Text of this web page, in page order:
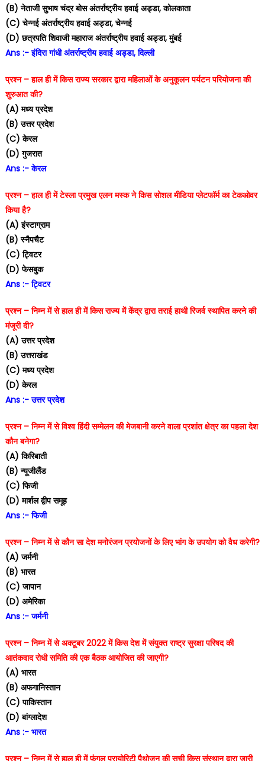
(B) नेताजी सुभाष चंद्र बोस अंतर्राष्ट्रीय हवाई अड्डा, कोलकाता
(C) चेन्नई अंतर्राष्ट्रीय हवाई अड्डा, चेन्नई
(D) छत्रपति शिवाजी महाराज अंतर्राष्ट्रीय हवाई अड्डा, मुंबई
Ans :- इंदिरा गांधी अंतर्राष्ट्रीय हवाई अड्डा, दिल्ली
प्रश्न – हाल ही में किस राज्य सरकार द्वारा महिलाओं के अनुकूलन पर्यटन परियोजना की
शुरुआत की?
(A) मध्य प्रदेश
(B) उत्तर प्रदेश
(C) केरल
(D) गुजरात
Ans :- केरल
प्रश्न – हाल ही में टेस्ला प्रमुख एलन मस्क ने किस सोशल मीडिया प्लेटफॉर्म का टेकओवर
किया है?
(A) इंस्टाग्राम
(B) स्नैपचैट
(C) ट्विटर
(D) फेसबुक
Ans :- ट्विटर
प्रश्न – निम्न में से हाल ही में किस राज्य में केंद्र द्वारा तराई हाथी रिजर्व स्थापित करने की
मंजूरी दी?
(A) उत्तर प्रदेश
(B) उत्तराखंड
(C) मध्य प्रदेश
(D) केरल
Ans :- उत्तर प्रदेश
प्रश्न – निम्न में से विश्व हिंदी सम्मेलन की मेजबानी करने वाला प्रशांत क्षेत्र का पहला देश
कौन बनेगा?
(A) किरिबाती
(B) न्यूजीलैंड
(C) फिजी
(D) मार्शल द्वीप समूह
Ans :- फिजी
प्रश्न – निम्न में से कौन सा देश मनोरंजन प्रयोजनों के लिए भांग के उपयोग को वैध करेगी?
(A) जर्मनी
(B) भारत
(C) जापान
(D) अमेरिका
Ans :- जर्मनी
प्रश्न – निम्न में से अक्टूबर 2022 में किस देश में संयुक्त राष्ट्र सुरक्षा परिषद की
आतंकवाद रोधी समिति की एक बैठक आयोजित की जाएगी?
(A) भारत
(B) अफगानिस्तान
(C) पाकिस्तान
(D) बांग्लादेश
Ans :- भारत
प्रश्न – निम्न में से हाल ही में फंगल प्रायोरिटी पैथोजन की सूची किस संस्थान द्वारा जारी